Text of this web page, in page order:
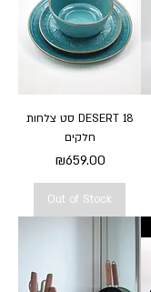
סט צלחות DESERT 18
חלקים
Price
₪659.00
Out of Stock